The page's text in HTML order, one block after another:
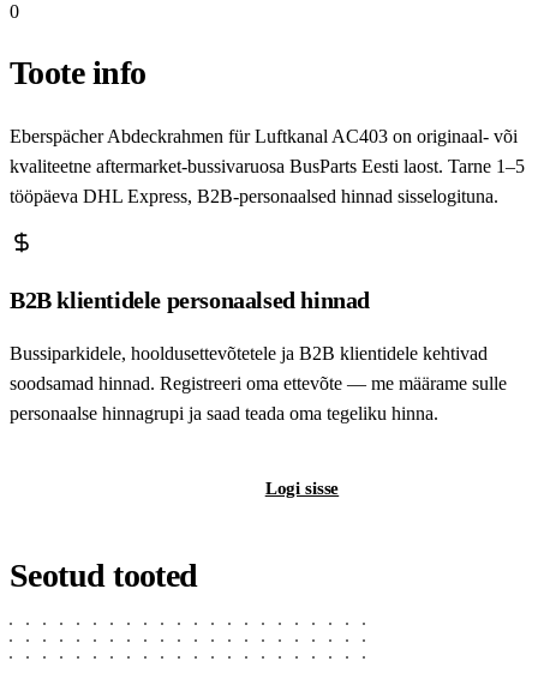
0
Toote info
Eberspächer Abdeckrahmen für Luftkanal AC403 on originaal- või
kvaliteetne aftermarket-bussivaruosa BusParts Eesti laost. Tarne 1–5
tööpäeva DHL Express, B2B-personaalsed hinnad sisselogituna.
B2B klientidele personaalsed hinnad
Bussiparkidele, hooldusettevõtetele ja B2B klientidele kehtivad
soodsamad hinnad. Registreeri oma ettevõte — me määrame sulle
personaalse hinnagrupi ja saad teada oma tegeliku hinna.
Logi sisse
Seotud tooted